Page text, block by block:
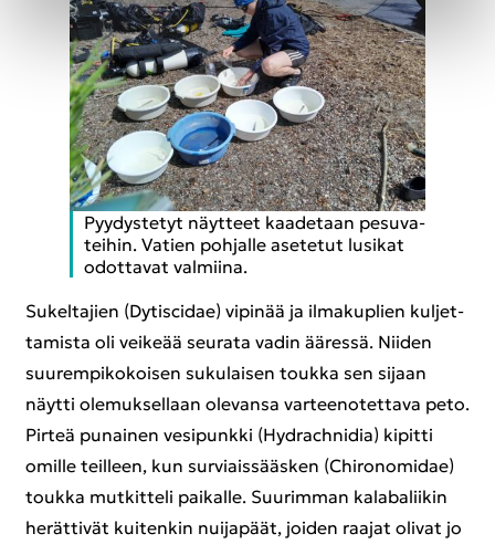
Pyy­dys­te­tyt näyt­teet kaa­de­taan pe­su­va­
tei­hin. Va­tien poh­jal­le ase­te­tut lusi­kat
odot­ta­vat val­mii­na.
Su­kel­ta­jien (Dy­tisci­dae) vi­pi­nää ja il­ma­kuplien kul­jet­
ta­mis­ta oli vei­ke­ää seu­ra­ta vadin ää­res­sä. Nii­den
suu­rem­pi­ko­koi­sen su­ku­lai­sen touk­ka sen si­jaan
näyt­ti ole­muk­sel­laan ole­van­sa var­tee­no­tet­ta­va peto.
Pir­teä pu­nai­nen ve­si­punk­ki (Hy­drach­ni­dia) ki­pit­ti
omil­le teil­leen, kun sur­viais­sääs­ken (Chi­ro­no­mi­dae)
touk­ka mut­kit­te­li pai­kal­le. Suu­rim­man ka­la­ba­lii­kin
he­rät­ti­vät kui­ten­kin nui­ja­päät, joi­den raa­jat oli­vat jo